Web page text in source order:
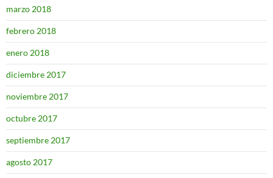
marzo 2018
febrero 2018
enero 2018
diciembre 2017
noviembre 2017
octubre 2017
septiembre 2017
agosto 2017